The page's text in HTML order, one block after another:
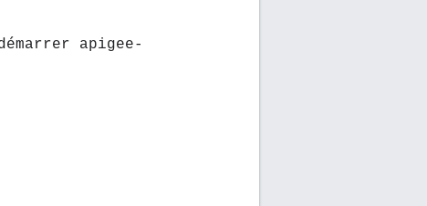
apigee-